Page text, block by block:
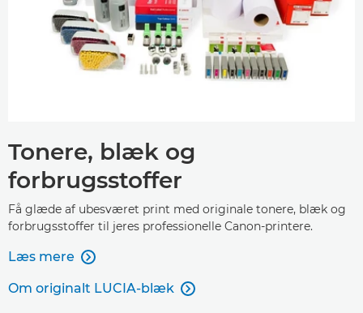
Tonere, blæk og
forbrugsstoffer
Få glæde af ubesværet print med originale tonere, blæk og
forbrugsstoffer til jeres professionelle Canon-printere.
Læs mere 
Om originalt LUCIA-blæk 